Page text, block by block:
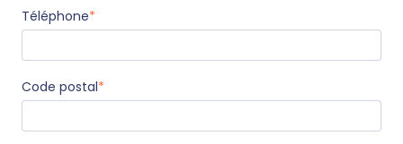
Téléphone*
Code postal*